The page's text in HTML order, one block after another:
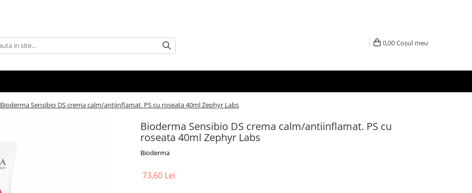
0,00Coșul meu
Bioderma Sensibio DS crema calm/antiinflamat. PS cu roseata 40ml Zephyr Labs
Bioderma Sensibio DS crema calm/antiinflamat. PS cu
roseata 40ml Zephyr Labs
Bioderma
73,60 Lei